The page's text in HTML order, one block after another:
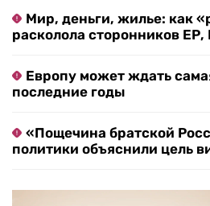
Мир, деньги, жилье: как
расколола сторонников
Европу может ждать
последние годы
«Пощечина братской
политики объяснили цель